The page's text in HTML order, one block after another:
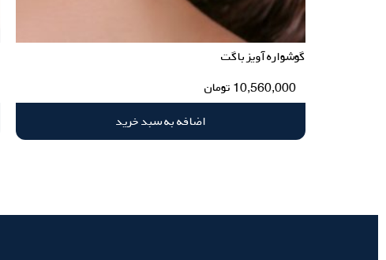
گوشواره آویز باگت
10,560,000 تومان
اضافه به سبد خرید